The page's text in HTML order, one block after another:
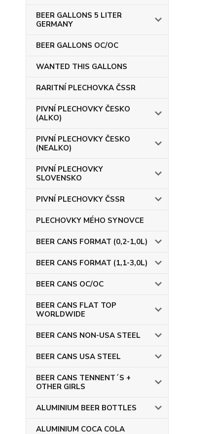
BEER GALLONS 5 LITER
GERMANY
BEER GALLONS OC/OC
WANTED THIS GALLONS
RARITNÍ PLECHOVKA ČSSR
PIVNÍ PLECHOVKY ČESKO
(ALKO)
PIVNÍ PLECHOVKY ČESKO
(NEALKO)
PIVNÍ PLECHOVKY
SLOVENSKO
PIVNÍ PLECHOVKY ČSSR
PLECHOVKY MÉHO SYNOVCE
BEER CANS FORMAT (0,2-1,0L)
BEER CANS FORMAT (1,1-3,0L)
BEER CANS OC/OC
BEER CANS FLAT TOP
WORLDWIDE
BEER CANS NON-USA STEEL
BEER CANS USA STEEL
BEER CANS TENNENT´S +
OTHER GIRLS
ALUMINIUM BEER BOTTLES
ALUMINIUM COCA COLA